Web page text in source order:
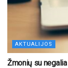
AKTUALIJOS
Žmonių su